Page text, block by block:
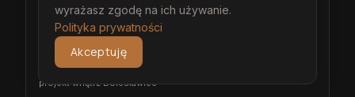
Bolesławiec
architekt wnętrz Bolesławiec
projektant wnętrz Bolesławiec
projekt wnętrz Bolesławiec
wyrażasz zgodę na ich używanie.
Polityka prywatności
Akceptuję